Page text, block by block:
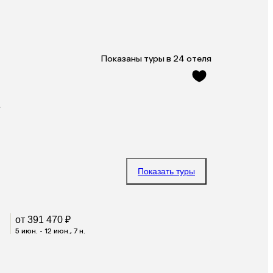
Показаны туры в 24 отеля
Показать туры
от 391 470 ₽
5 июн. - 12 июн., 7 н.